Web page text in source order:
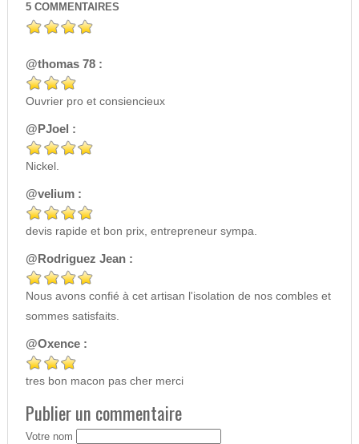
5 COMMENTAIRES
@thomas 78 :
Ouvrier pro et consiencieux
@PJoel :
Nickel.
@velium :
devis rapide et bon prix, entrepreneur sympa.
@Rodriguez Jean :
Nous avons confié à cet artisan l'isolation de nos combles et
sommes satisfaits.
@Oxence :
tres bon macon pas cher merci
Publier un commentaire
Votre nom